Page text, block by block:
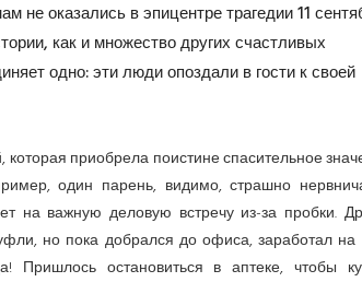
не оказались в эпицентре трагедии 11
как и множество других счастливых
одно: эти люди опоздали в гости к своей
которая приобрела поистине спасительное
один парень, видимо, страшно
на важную деловую встречу из-за пробки.
но пока добрался до офиса, заработал на
Пришлось остановиться в аптеке, чтобы